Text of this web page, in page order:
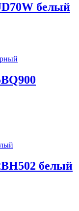
белый
белый